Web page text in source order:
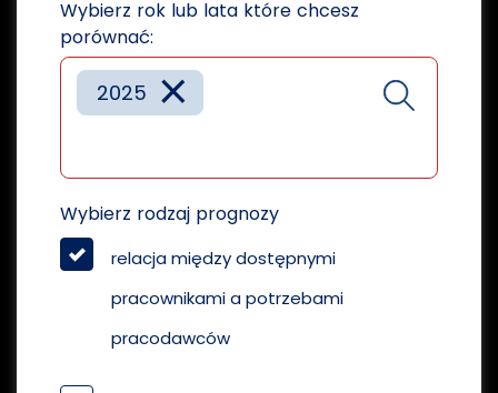
Wybierz rok lub lata które chcesz
porównać:
×
2025
Wybierz rodzaj prognozy
relacja między dostępnymi
pracownikami a potrzebami
pracodawców